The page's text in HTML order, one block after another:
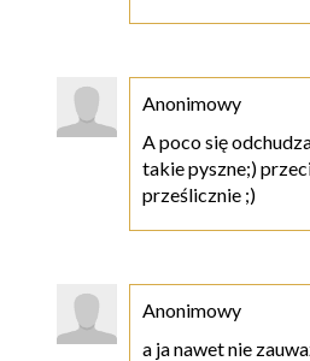
Anonimowy
A poco się
takie pyszne;)
prześlicznie ;)
Anonimowy
a ja nawet nie